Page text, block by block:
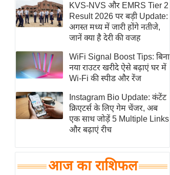
रिलेशनशिप
राजनीति
विश्लेषण
समसामयिक
मातृभूमि
स्तंभ
एम.
आर.
चाय पर
समीक्षा
KVS-NVS और EMRS Tier 2
Result 2026 पर बड़ी Update:
अगस्त मध्य में जारी होंगे नतीजे,
जानें क्या है देरी की वजह
WiFi Signal Boost Tips: बिना
नया राउटर खरीदे ऐसे बढ़ाएं घर में
Wi-Fi की स्पीड और रेंज
Instagram Bio Update: कंटेंट
क्रिएटर्स के लिए गेम चेंजर, अब
एक साथ जोड़ें 5 Multiple Links
और बढ़ाएं रीच
आज का राशिफल